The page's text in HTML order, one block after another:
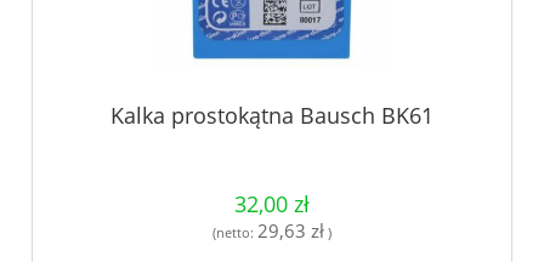
Kalka prostokątna Bausch BK61
32,00 zł
(netto: 29,63 zł )